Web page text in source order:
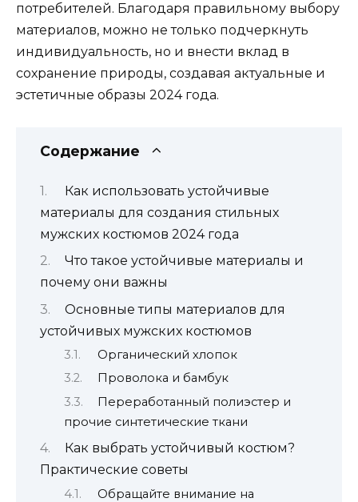
потребителей. Благодаря правильному выбору
материалов, можно не только подчеркнуть
индивидуальность, но и внести вклад в
сохранение природы, создавая актуальные и
эстетичные образы 2024 года.
Содержание
Как использовать устойчивые
материалы для создания стильных
мужских костюмов 2024 года
Что такое устойчивые материалы и
почему они важны
Основные типы материалов для
устойчивых мужских костюмов
Органический хлопок
Проволока и бамбук
Переработанный полиэстер и
прочие синтетические ткани
Как выбрать устойчивый костюм?
Практические советы
Обращайте внимание на